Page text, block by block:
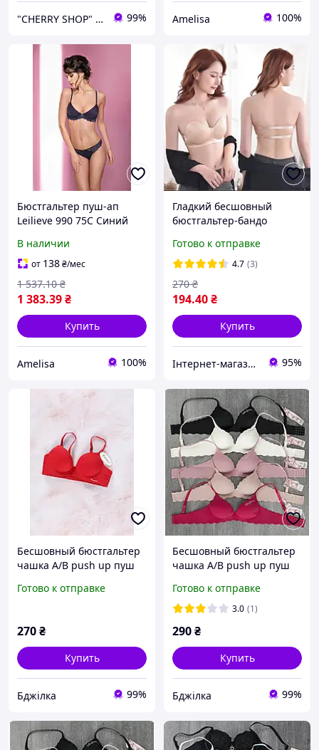
"CHERRY SHOP" Косметика, женская одежда и аксессуары 99% Amelisa 100%
Бюстгальтер пуш-ап
Leilieve 990 75C Синий
В наличии
от 138₴/мес
1 383.39₴
1 537.10 ₴
Купить
Amelisa 100%
Гладкий бесшовный
бюстгальтер-бандо
70АВ-75АВ
Готово к отправке
4.7 (3)
194.40₴
270 ₴
Купить
Інтернет-магазин товарів для дому "The Rechi" 95%
Бесшовный бюстгальтер
чашка А/В push up пуш
Готово к отправке
270₴
Купить
Бджілка 99%
Бесшовный бюстгальтер
чашка А/В push up пуш
А/В
Готово к отправке
3.0 (1)
290₴
Купить
Бджілка 99%